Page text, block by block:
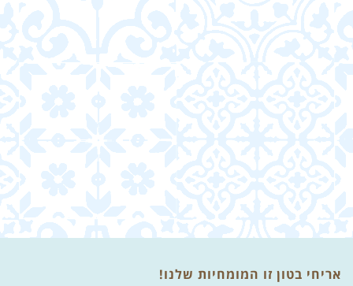
אריחי בטון זו המומחיות שלנו!